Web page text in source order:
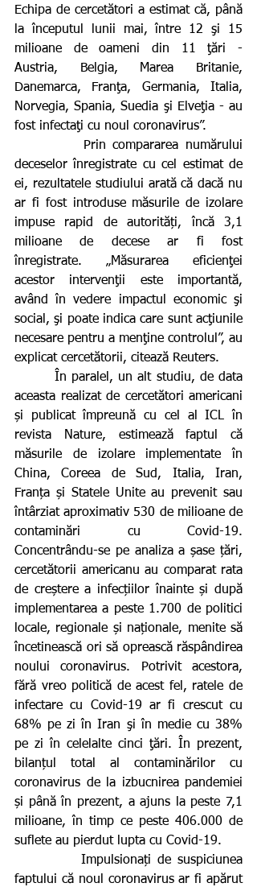
Echipa de cercetători a estimat că, până
la începutul lunii mai, între 12 şi 15
milioane de oameni din 11 ţări -
Austria, Belgia, Marea Britanie,
Danemarca, Franţa, Germania, Italia,
Norvegia, Spania, Suedia şi Elveţia - au
fost infectaţi cu noul coronavirus”.
deceselor înregistrate cu cel estimat de
ei, rezultatele studiului arată că dacă nu
ar fi fost introduse măsurile de izolare
impuse rapid de autorități, încă 3,1
milioane de decese ar fi fost
înregistrate. „Măsurarea eficienţei
acestor intervenţii este importantă,
având în vedere impactul economic şi
social, şi poate indica care sunt acţiunile
necesare pentru a menţine controlul”, au
explicat cercetătorii, citează Reuters.
aceasta realizat de cercetători americani
și publicat împreună cu cel al ICL în
revista Nature, estimează faptul că
măsurile de izolare implementate în
China, Coreea de Sud, Italia, Iran,
Franța și Statele Unite au prevenit sau
întârziat aproximativ 530 de milioane de
contaminări cu Covid-19.
Concentrându-se pe analiza a șase țări,
cercetătorii americanu au comparat rata
de creștere a infecțiilor înainte și după
implementarea a peste 1.700 de politici
locale, regionale și naționale, menite să
încetinească ori să oprească răspândirea
noului coronavirus. Potrivit acestora,
fără vreo politică de acest fel, ratele de
infectare cu Covid-19 ar fi crescut cu
68% pe zi în Iran şi în medie cu 38%
pe zi în celelalte cinci ţări. În prezent,
bilanțul total al contaminărilor cu
coronavirus de la izbucnirea pandemiei
și până în prezent, a ajuns la peste 7,1
milioane, în timp ce peste 406.000 de
suflete au pierdut lupta cu Covid-19.
faptului că noul coronavirus ar fi apărut